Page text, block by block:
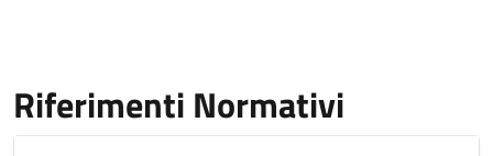
Riferimenti Normativi